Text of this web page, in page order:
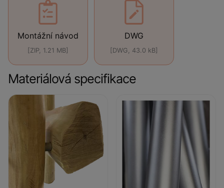
Montážní návod
[ZIP, 1.21 MB]
DWG
[DWG, 43.0 kB]
Materiálová specifikace